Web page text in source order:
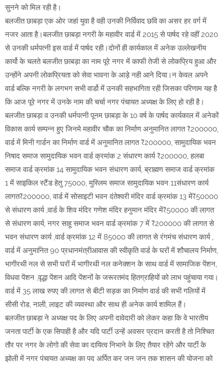
सुनने को मिल रही है।
बलजीत छाबड़ा एक ओर जहां युवा है वही उनकी निर्विवाद छवि का असर हर वर्ग में
नजर आता है।बलजीत छाबड़ा नगरी के महावीर वार्ड में 2015 से पार्षद रहे वहीं 2020
से उनकी धर्मपत्नी इस वार्ड में पार्षद रही।दोनों ही कार्यकाल में अनेक उल्लेखनीय
कार्यो के चलते बलजीत छाबड़ा का नाम पूरे नगर में काफी तेजी से लोकप्रिय हुआ और
उन्होंने अपनी लोकप्रियता को सेवा भावना के आड़े नही आने दिया।न केवल अपने
वार्ड बल्कि नगरी के लगभग सभी वार्डो में उनकी सहभागिता रही जिसका परिणाम यह है
कि आज पूरे नगर में उनके नाम की चर्चा नगर पंचायत अध्यक्ष के लिए हो रही है।
बलजीत छाबड़ा व उनकी धर्मपत्नी पूनम छाबड़ा के 10 वर्ष के पार्षद कार्यकाल में अनेकों
विकास कार्य सम्पन्न हुए जिनमे महावीर चौक का निर्माण अनुमानित लागत ₹200000,
वार्ड में मिनी गार्डन का निर्माण वार्ड में अनुमानित लागत ₹200000, सामुदायिक भवन
निषाद समाज सामुदायिक भवन वार्ड क्रमांक 2 संधारण कार्य ₹200000, हलबा
समाज वार्ड क्रमांक 14 सामुदायिक भवन संधारण कार्य, ब्राह्मण समाज वार्ड क्रमांक
1 में साइकिल स्टैंड हेतु 75000, मुस्लिम समाज सामुदायिक भवन 11संधारण कार्य
लागत₹200000, वार्ड में सोसाइटी भवन दंतेश्वरी मंदिर वार्ड क्रमांक 13 में₹50000
से संधारण कार्य ,वार्ड के शिव मंदिर गणेश मंदिर हनुमान मंदिर में₹50000 की लागत
से संधारण कार्य, नगर साहू समाज भवन वार्ड क्रमांक 7 में ₹200000 की लागत से
भवन संधारण कार्य ,वार्ड क्रमांक 12 में 85000 की लागत से रंगमंच संधारण कार्य ,
वार्ड में अनुमानित 90 प्रधानमंत्रीआवास की स्वीकृति वार्ड के घरों में शौचालय निर्माण,
भागीरथी नल से सभी घरों में भागीरथी नल कनेक्शन के साथ वार्ड में सामाजिक पेंशन,
विधवा पेंशन ,वृद्धा पेंशन आदि पेंशनों के जरूरतमंद हितग्राहियों को लाभ पहुंचाया गया।
वार्ड में 35 लाख रुपए की लागत से बीटी सड़क का निर्माण वार्ड की सभी गलियों में
सीसी रोड, नाली, लाइट की व्यवस्था और साथ ही अनेक कार्य शामिल हैं।
बलजीत छाबड़ा ने अध्यक्ष पद के लिए अपनी दावेदारी को लेकर कहा कि वे भारतीय
जनता पार्टी के एक सिपाही है और यदि पार्टी उन्हें अवसर प्रदान करती है तो निश्चित
तौर पर नगर के लोगो की सेवा का दायित्व निभाने के लिए तैयार रहेंगे और पार्टी के
झोली में नगर पंचायत अध्यक्ष का पद अर्पित कर जन जन तक शासन की योजना को